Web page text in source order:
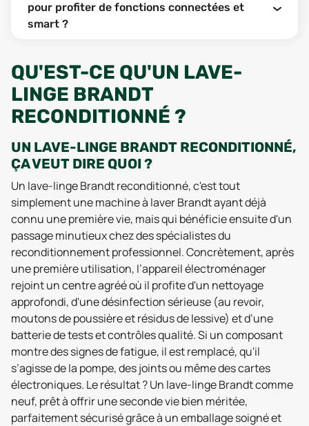
pour profiter de fonctions connectées et
smart ?
QU'EST-CE QU'UN LAVE-
LINGE BRANDT
RECONDITIONNÉ ?
UN LAVE-LINGE BRANDT RECONDITIONNÉ,
ÇA VEUT DIRE QUOI ?
Un lave-linge Brandt reconditionné, c'est tout
simplement une machine à laver Brandt ayant déjà
connu une première vie, mais qui bénéficie ensuite d'un
passage minutieux chez des spécialistes du
reconditionnement professionnel. Concrètement, après
une première utilisation, l’appareil électroménager
rejoint un centre agréé où il profite d'un nettoyage
approfondi, d'une désinfection sérieuse (au revoir,
moutons de poussière et résidus de lessive) et d’une
batterie de tests et contrôles qualité. Si un composant
montre des signes de fatigue, il est remplacé, qu'il
s’agisse de la pompe, des joints ou même des cartes
électroniques. Le résultat ? Un lave-linge Brandt comme
neuf, prêt à offrir une seconde vie bien méritée,
parfaitement sécurisé grâce à un emballage soigné et